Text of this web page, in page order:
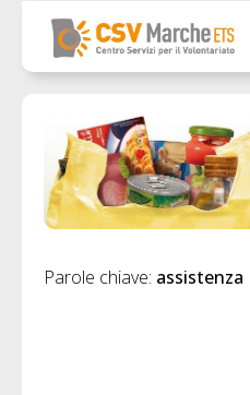
Parole chiave: assistenza